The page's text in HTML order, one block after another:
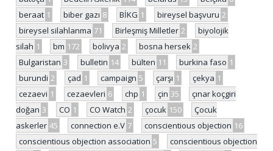
beraat 1 biber gazı 8 BİKG 1 bireysel başvuru 2
bireysel silahlanma 71 Birleşmiş Milletler 2
biyolojik
silah 1 bm 172 bolivya 2 bosna hersek 2
Bulgaristan 3 bulletin 14 bülten 11 burkina faso 1
burundi 2 çad 1 campaign 5 çarşı 1 çekya 1
cezaevi 1 cezaevleri 6 chp 1 çin 35
çınar koçgiri
doğan 3 CO 1 CO Watch 2 çocuk 150
Çocuk
askerler 45 connection e.V 7 conscientious objection 16
conscientious objection association 5
conscientious objection